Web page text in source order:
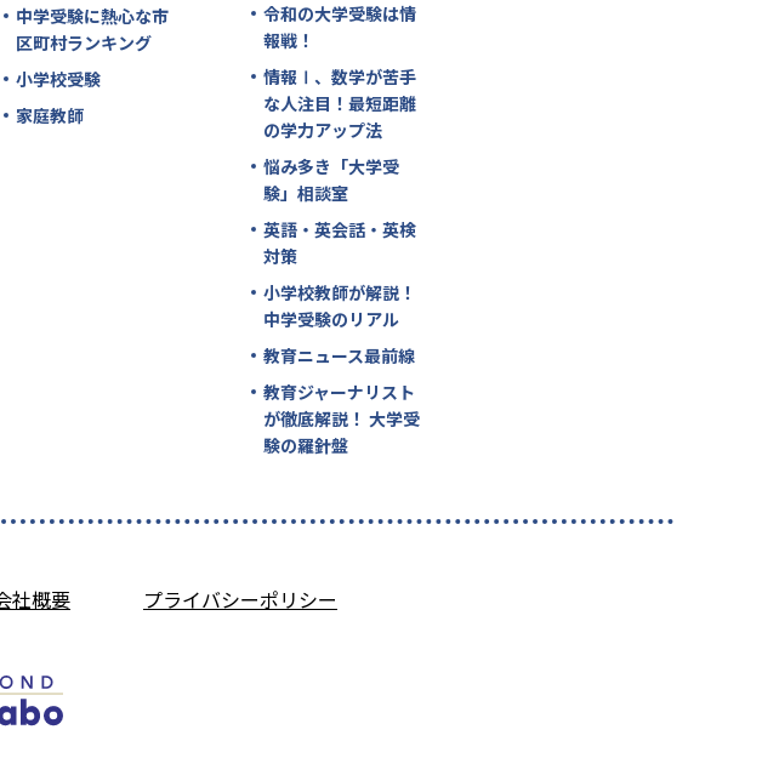
中学受験に熱心な市
区町村ランキング
小学校受験
家庭教師
令和の大学受験は情
報戦！
情報Ⅰ、数学が苦手
な人注目！最短距離
の学力アップ法
悩み多き「大学受
験」相談室
英語・英会話・英検
対策
小学校教師が解説！
中学受験のリアル
教育ニュース最前線
教育ジャーナリスト
が徹底解説！ 大学受
験の羅針盤
社概要 プライバシーポリシー